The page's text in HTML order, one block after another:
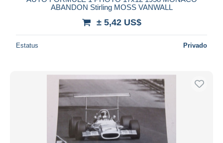
ABANDON Stirling MOSS VANWALL
± 5,42 US$
Estatus Privado